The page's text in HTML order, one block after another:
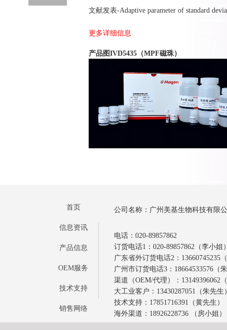
文献发表-Adaptive parameter of standard
更多详细信息
产品图IVD5435（MPF磁珠）
首页
信息资讯
产品信息
OEM服务
技术支持
销售网络
公司名称：广州美基生物科技有限
电话：020-89857862
订货电话1：020-89857862（李小姐
广东省外订货电话2：13660745235
广州市订货电话3：18664533576（
渠道（OEM/代理）：13149396062
大工业客户：13430287051（朱先生
技术支持：17851716391（黄先生）
海外渠道：18926228736 （房小姐）